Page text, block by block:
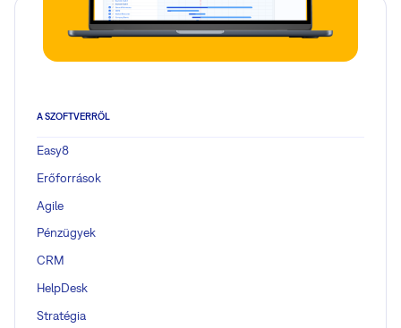
A SZOFTVERRŐL
Easy8
Erőforrások
Agile
Pénzügyek
CRM
HelpDesk
Stratégia